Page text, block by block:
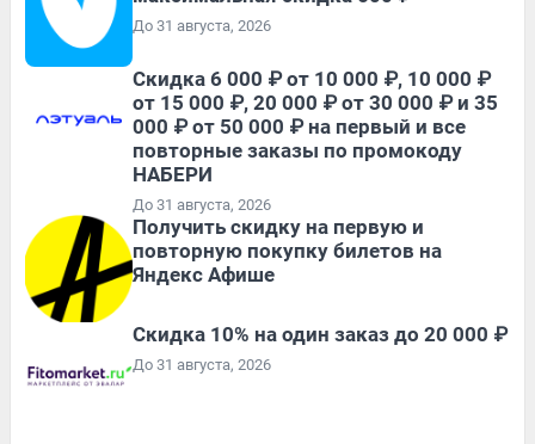
До 31 августа, 2026
Скидка 6 000 ₽ от 10 000 ₽, 10 000 ₽
от 15 000 ₽, 20 000 ₽ от 30 000 ₽ и 35
000 ₽ от 50 000 ₽ на первый и все
повторные заказы по промокоду
НАБЕРИ
До 31 августа, 2026
Получить скидку на первую и
повторную покупку билетов на
Яндекс Афише
Скидка 10% на один заказ до 20 000 ₽
До 31 августа, 2026